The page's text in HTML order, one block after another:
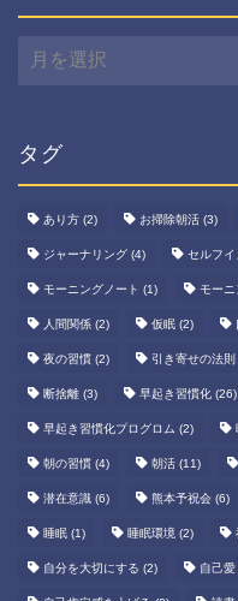
ー
ブ
タグ
あり方 (2) お掃除朝活 (3)
ジャーナリング (4) セルフイ
モーニングノート (1) モーニ
人間関係 (2) 仮眠 (2)
夜の習慣 (2) 引き寄せの法則
断捨離 (3) 早起き習慣化 (26)
早起き習慣化プログロム (2)
朝の習慣 (4) 朝活 (11)
潜在意識 (6) 熊本予祝会 (6)
睡眠 (1) 睡眠環境 (2)
自分を大切にする (2) 自己愛